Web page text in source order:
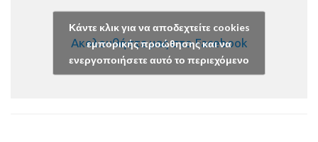
Ακολουθήστε μας στο Facebook
Κάντε κλικ για να αποδεχτείτε cookies
εμπορικής προώθησης και να
ενεργοποιήσετε αυτό το περιεχόμενο